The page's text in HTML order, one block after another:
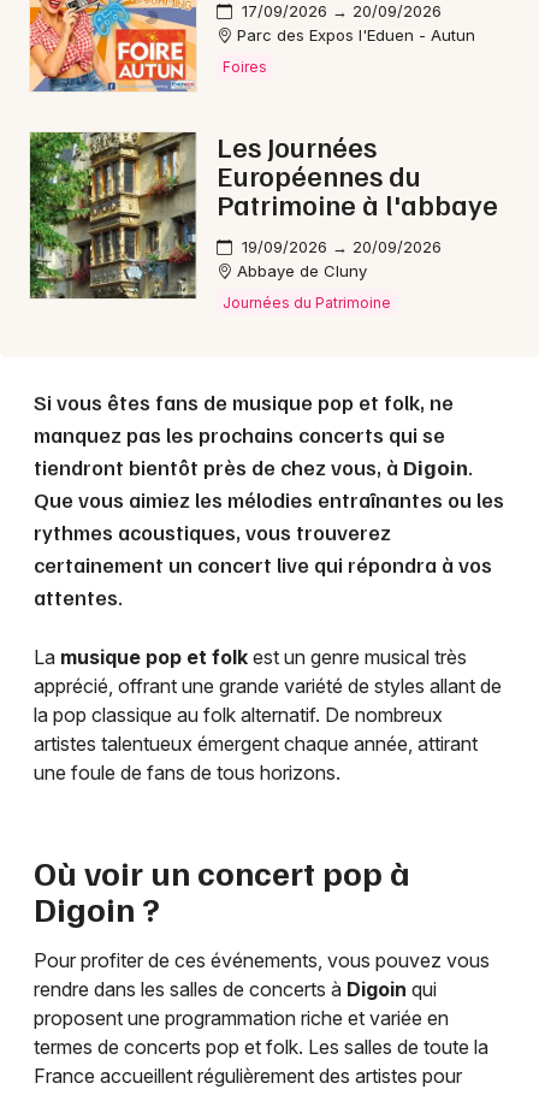
Choisir mes départements
Mon email
Je m'abonne
17/09/2026 → 20/09/2026
Parc des Expos l'Eduen - Autun
Foires
Les Journées
Européennes du
Patrimoine à l'abbaye
19/09/2026 → 20/09/2026
Abbaye de Cluny
Journées du Patrimoine
Si vous êtes fans de musique pop et folk, ne
manquez pas les prochains concerts qui se
tiendront bientôt près de chez vous, à Digoin.
Que vous aimiez les mélodies entraînantes ou les
rythmes acoustiques, vous trouverez
certainement un concert live qui répondra à vos
attentes.
La musique pop et folk est un genre musical très
apprécié, offrant une grande variété de styles allant de
la pop classique au folk alternatif. De nombreux
artistes talentueux émergent chaque année, attirant
une foule de fans de tous horizons.
Où voir un concert pop à
Digoin ?
Pour profiter de ces événements, vous pouvez vous
rendre dans les salles de concerts à Digoin qui
proposent une programmation riche et variée en
termes de concerts pop et folk. Les salles de toute la
France accueillent régulièrement des artistes pour